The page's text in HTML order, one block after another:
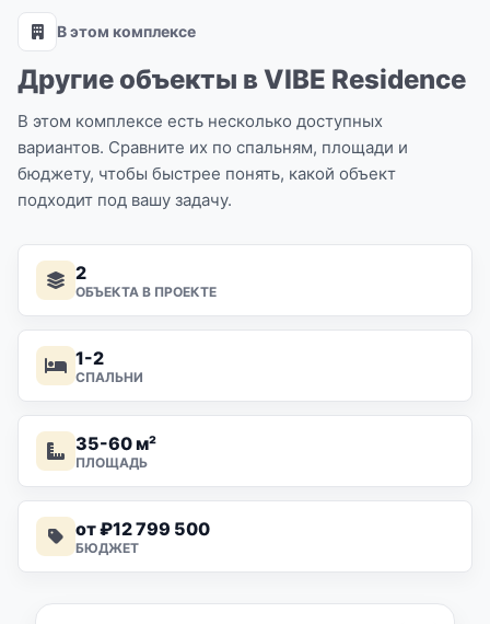
В этом комплексе
Другие объекты в VIBE Residence
В этом комплексе есть несколько доступных
вариантов. Сравните их по спальням, площади и
бюджету, чтобы быстрее понять, какой объект
подходит под вашу задачу.
2
ОБЪЕКТА В ПРОЕКТЕ
1-2
СПАЛЬНИ
35-60 м²
ПЛОЩАДЬ
от ₽12 799 500
БЮДЖЕТ